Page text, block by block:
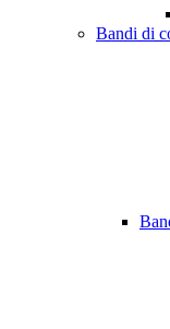
Bandi di